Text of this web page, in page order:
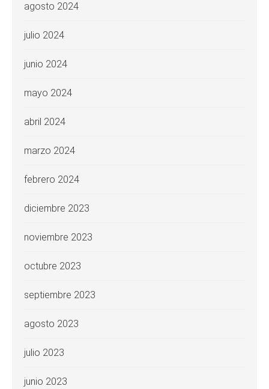
agosto 2024
julio 2024
junio 2024
mayo 2024
abril 2024
marzo 2024
febrero 2024
diciembre 2023
noviembre 2023
octubre 2023
septiembre 2023
agosto 2023
julio 2023
junio 2023